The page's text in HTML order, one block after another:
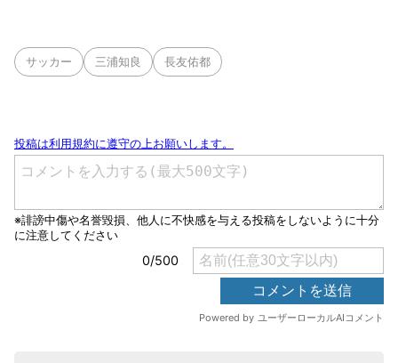
サッカー 三浦知良 長友佑都